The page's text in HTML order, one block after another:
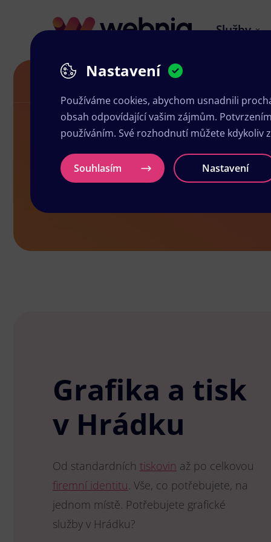
Služby
Grafika a tisk Hrádek
Grafika a
Grafika a tisk
v Hrádku
Od standardních tiskovin až po celkovou
firemní identitu. Vše, co potřebujete, na
jednom místě. Potřebujete grafické
služby v Hrádku?
Nastavení
Používáme cookies, abychom usnadnili
obsah odpovídající vašim zájmům.
používáním. Své rozhodnutí můžete kdykoliv
Souhlasím Nastavení